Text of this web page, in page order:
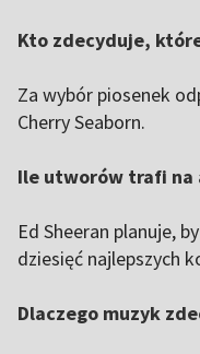
Kto zdecyduje,
Za wybór piosenek
Cherry Seaborn.
Ile utworów trafi na
Ed Sheeran planuje,
dziesięć najlepszych
Dlaczego muzyk